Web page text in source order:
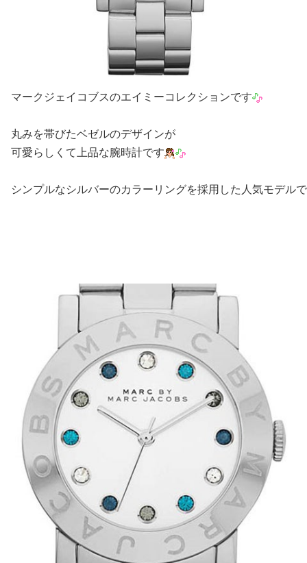
マークジェイコブスのエイミーコレクションです
丸みを帯びたベゼルのデザインが
可愛らしくて上品な腕時計です
シンプルなシルバーのカラーリングを採用した人気モデル